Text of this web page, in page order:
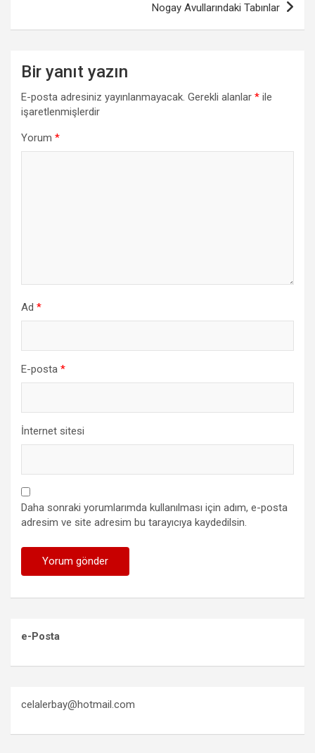
Nogay Avullarındaki Tabınlar
Bir yanıt yazın
E-posta adresiniz yayınlanmayacak. Gerekli alanlar * ile
işaretlenmişlerdir
Yorum *
Ad *
E-posta *
İnternet sitesi
Daha sonraki yorumlarımda kullanılması için adım, e-posta
adresim ve site adresim bu tarayıcıya kaydedilsin.
e-Posta
celalerbay@hotmail.com